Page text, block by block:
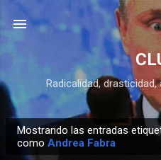
Ir al
Radicalidad,
Mostrando las entradas
como Andrea Fabra